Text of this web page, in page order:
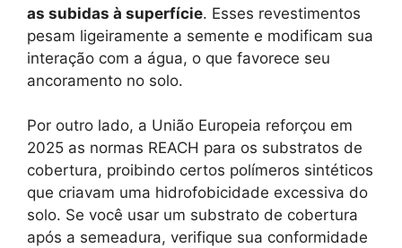
as subidas à superfície. Esses revestimentos
pesam ligeiramente a semente e modificam sua
interação com a água, o que favorece seu
ancoramento no solo.
Por outro lado, a União Europeia reforçou em
2025 as normas REACH para os substratos de
cobertura, proibindo certos polímeros sintéticos
que criavam uma hidrofobicidade excessiva do
solo. Se você usar um substrato de cobertura
após a semeadura, verifique sua conformidade